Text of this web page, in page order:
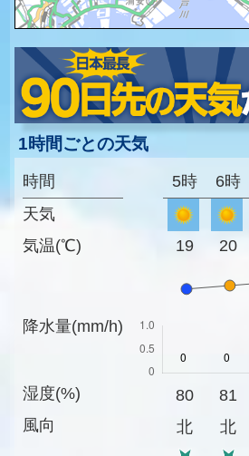
1時間ごとの天気
時間
天気
気温(℃)
降水量(mm/h)
湿度(%)
風向
5時 6時
19 20
80 81
北
北